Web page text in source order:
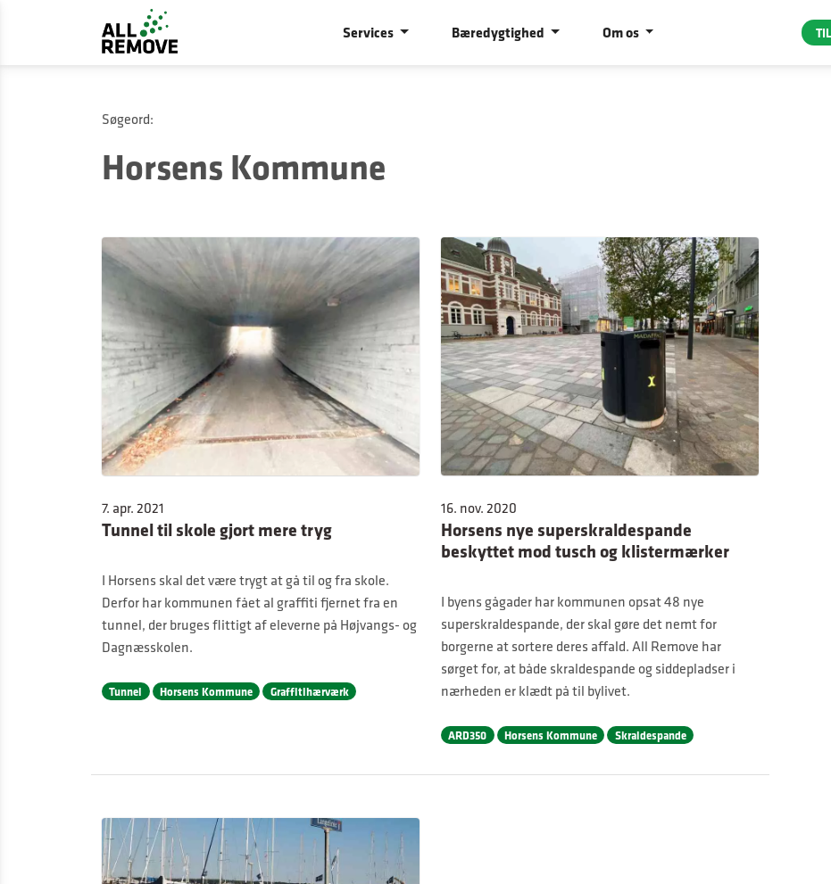
Services Bæredygtighed Om os
Søgeord:
Horsens Kommune
7. apr. 2021
Tunnel til skole gjort mere tryg
I Horsens skal det være trygt at gå til og fra skole.
Derfor har kommunen fået al graffiti fjernet fra en
tunnel, der bruges flittigt af eleverne på Højvangs- og
Dagnæsskolen.
Tunnel Horsens Kommune Graffitihærværk
16. nov. 2020
Horsens nye superskraldespande
beskyttet mod tusch og klistermærker
I byens gågader har kommunen opsat 48 nye
superskraldespande, der skal gøre det nemt for
borgerne at sortere deres affald. All Remove har
sørget for, at både skraldespande og siddepladser i
nærheden er klædt på til bylivet.
ARD350 Horsens Kommune Skraldespande